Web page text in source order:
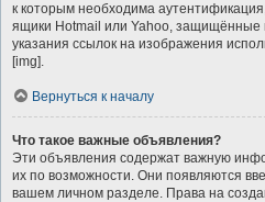
к которым необходима
ящики Hotmail или Yahoo, защищённые
указания ссылок на изображения
[img].
Вернуться к началу
Что такое важные объявления?
Эти объявления содержат важную
их по возможности. Они появляются
вашем личном разделе. Права на